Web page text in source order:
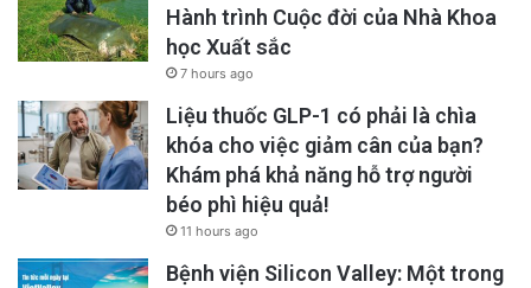
Hành trình Cuộc đời của Nhà Khoa
học Xuất sắc
7 hours ago
Liệu thuốc GLP-1 có phải là chìa
khóa cho việc giảm cân của bạn?
Khám phá khả năng hỗ trợ người
béo phì hiệu quả!
11 hours ago
Bệnh viện Silicon Valley: Một trong